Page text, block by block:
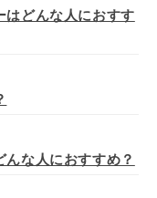
はどんな人におすす
な人におすすめ？